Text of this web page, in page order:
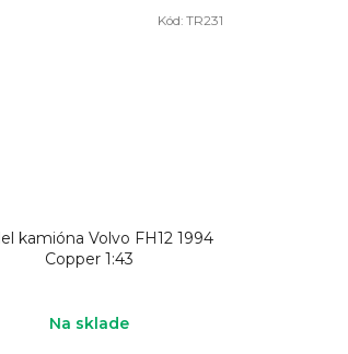
kamióna Volvo FH12 1994
Copper 1:43
Na sklade
Kód: TR231